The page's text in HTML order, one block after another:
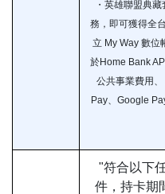
・英雄聯盟典
務，即可獲得全
立 My Way 數位
於Home Bank
公共事業費用
Pay、Google
"符合以下
件，持卡期